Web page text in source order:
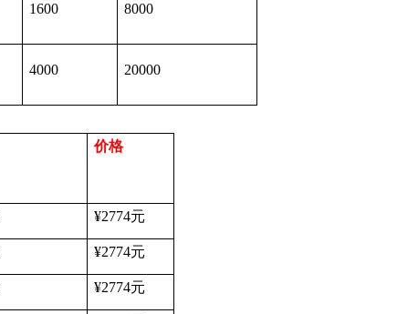
1600 8000
4000 20000
价格
¥2774元
¥2774元
¥2774元